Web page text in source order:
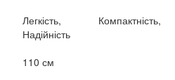
Легкість, Компактність,
Надійність
110 см